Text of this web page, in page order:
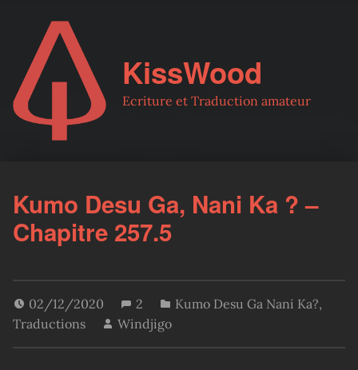
KissWood
Ecriture et Traduction amateur
Kumo Desu Ga, Nani Ka ? –
Chapitre 257.5
02/12/2020 2 Kumo Desu Ga Nani Ka?,
Traductions
Windjigo